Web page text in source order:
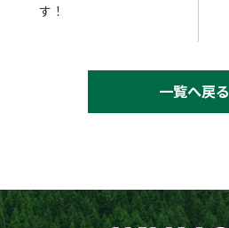
す！
一覧へ戻る